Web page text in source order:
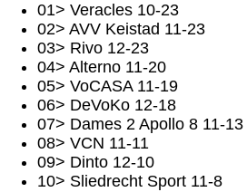
01> Veracles 10-23
02> AVV Keistad 11-23
03> Rivo 12-23
04> Alterno 11-20
05> VoCASA 11-19
06> DeVoKo 12-18
07> Dames 2 Apollo 8 11-13
08> VCN 11-11
09> Dinto 12-10
10> Sliedrecht Sport 11-8